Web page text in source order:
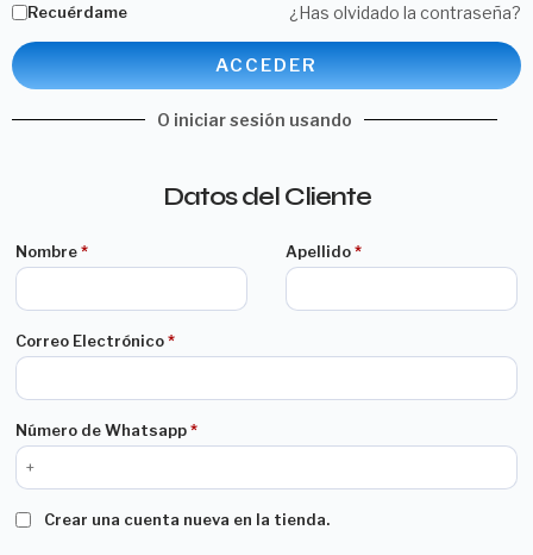
Recuérdame ¿Has olvidado la contraseña?
ACCEDER
O iniciar sesión usando
Datos del Cliente
Nombre* Apellido*
Correo Electrónico*
Número de Whatsapp*
Crear una cuenta nueva en la tienda.